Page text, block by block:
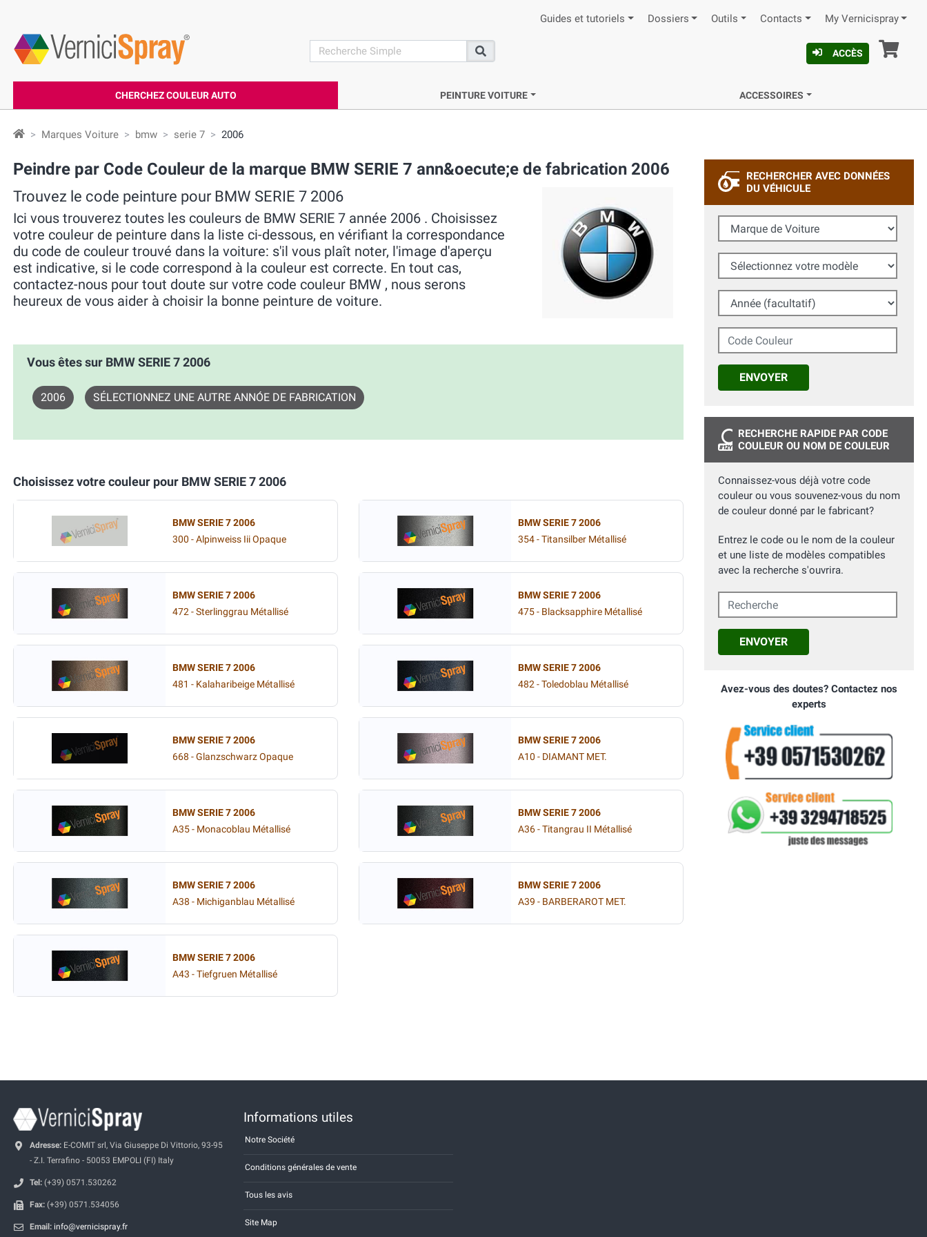
Guides et tutoriels Dossiers Outils Contacts My Vernicispray
search
Recherche
ACCÈS
CHERCHEZ COULEUR AUTO PEINTURE VOITURE ACCESSOIRES
Marques Voiture bmw serie 7 2006
Peindre par Code Couleur de la marque BMW SERIE 7 ann&oecute;e de fabrication 2006
Trouvez le code peinture pour BMW SERIE 7 2006
Ici vous trouverez toutes les couleurs de BMW SERIE 7 année 2006 . Choisissez
votre couleur de peinture dans la liste ci-dessous, en vérifiant la correspondance
du code de couleur trouvé dans la voiture: s'il vous plaît noter, l'image d'aperçu
est indicative, si le code correspond à la couleur est correcte. En tout cas,
contactez-nous pour tout doute sur votre code couleur BMW , nous serons
heureux de vous aider à choisir la bonne peinture de voiture.
Vous êtes sur BMW SERIE 7 2006
2006 SÉLECTIONNEZ UNE AUTRE ANNÓE DE FABRICATION
Choisissez votre couleur pour BMW SERIE 7 2006
BMW SERIE 7 2006
300 - Alpinweiss Iii Opaque
BMW SERIE 7 2006
354 - Titansilber Métallisé
BMW SERIE 7 2006
472 - Sterlinggrau Métallisé
BMW SERIE 7 2006
475 - Blacksapphire Métallisé
BMW SERIE 7 2006
481 - Kalaharibeige Métallisé
BMW SERIE 7 2006
482 - Toledoblau Métallisé
BMW SERIE 7 2006
668 - Glanzschwarz Opaque
BMW SERIE 7 2006
A10 - DIAMANT MET.
BMW SERIE 7 2006
A35 - Monacoblau Métallisé
BMW SERIE 7 2006
A36 - Titangrau II Métallisé
BMW SERIE 7 2006
A38 - Michiganblau Métallisé
BMW SERIE 7 2006
A39 - BARBERAROT MET.
BMW SERIE 7 2006
A43 - Tiefgruen Métallisé
RECHERCHER AVEC DONNÉES
DU VÉHICULE
Marque de Voiture
Sélectionnez votre modèle
Année (facultatif)
Code Couleur
ENVOYER
RECHERCHE RAPIDE PAR CODE
COULEUR OU NOM DE COULEUR
Connaissez-vous déjà votre code
couleur ou vous souvenez-vous du nom
de couleur donné par le fabricant?
Entrez le code ou le nom de la couleur
et une liste de modèles compatibles
avec la recherche s'ouvrira.
Recherche
ENVOYER
Avez-vous des doutes? Contactez nos
experts
Adresse: E-COMIT srl, Via Giuseppe Di Vittorio, 93-95
- Z.I. Terrafino - 50053 EMPOLI (FI) Italy
Tel: (+39) 0571.530262
Fax: (+39) 0571.534056
Email: info@vernicispray.fr
Informations utiles
Notre Société
Conditions générales de vente
Tous les avis
Site Map